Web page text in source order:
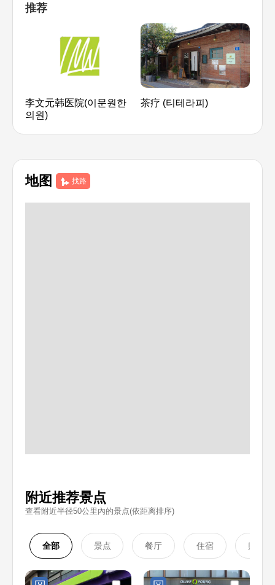
推荐
李文元韩医院(이문원한
의원)
茶疗 (티테라피)
地图 找路
附近推荐景点
查看附近半径50公里內的景点(依距离排序)
全部 景点 餐厅 住宿 购物